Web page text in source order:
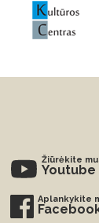
Žiūrėkite
Youtube
Aplankykite